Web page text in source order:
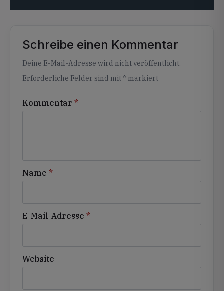
Schreibe einen Kommentar
Deine E-Mail-Adresse wird nicht veröffentlicht.
Erforderliche Felder sind mit * markiert
Kommentar *
Name *
E-Mail-Adresse *
Website
Alternative: